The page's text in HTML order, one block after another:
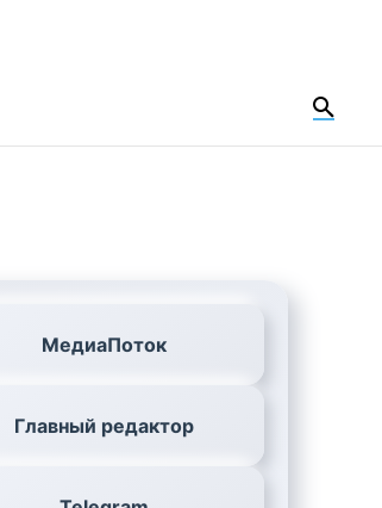
МедиаПоток
Главный редактор